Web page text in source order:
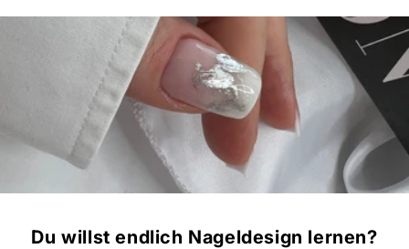
Du willst endlich Nageldesign lernen?